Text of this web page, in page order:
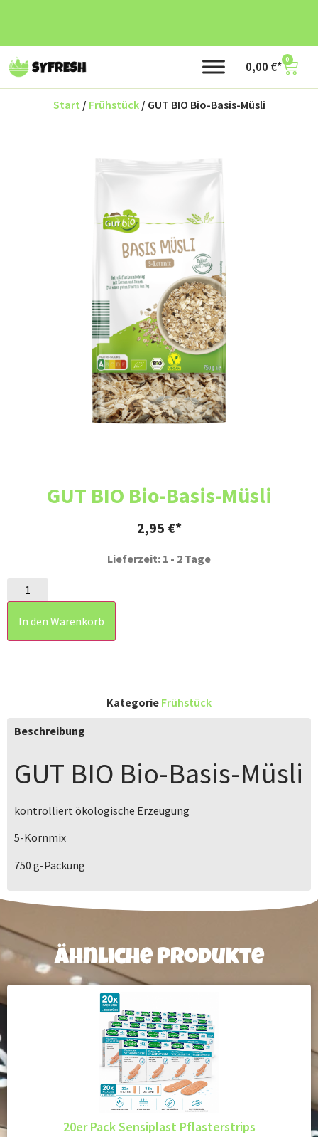
0,00 € 0
Start / Frühstück/ GUT BIO Bio-Basis-Müsli
GUT BIO Bio-Basis-Müsli
2,95 €
Lieferzeit: 1 - 2 Tage
In den Warenkorb
Kategorie Frühstück
Beschreibung
GUT BIO Bio-Basis-Müsli
kontrolliert ökologische Erzeugung
5-Kornmix
750 g-Packung
Ähnliche Produkte
20er Pack Sensiplast Pflasterstrips